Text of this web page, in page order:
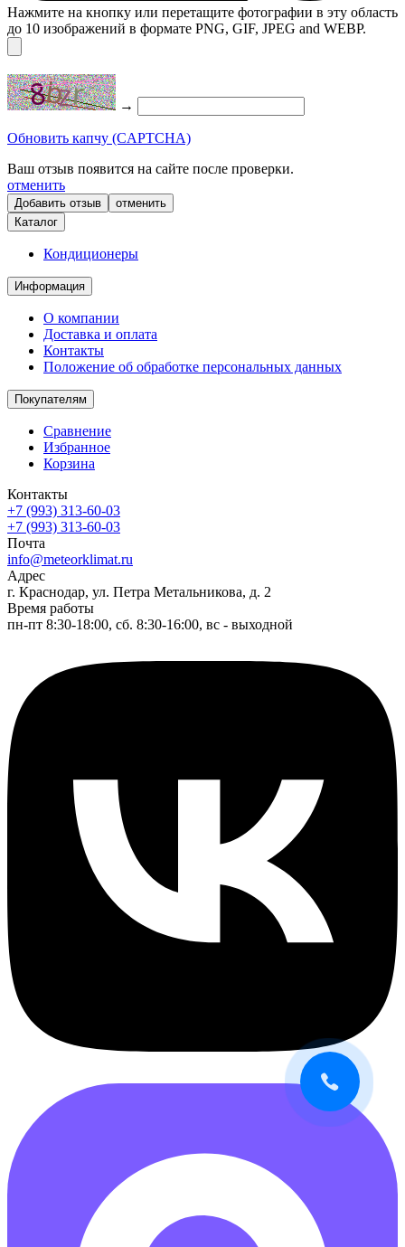
Нажмите на кнопку или перетащите фотографии в эту область
до 10 изображений в формате PNG, GIF, JPEG and WEBP.
→
Обновить капчу (CAPTCHA)
Ваш отзыв появится на сайте после проверки.
отменить
отменить
Каталог
Кондиционеры
Информация
О компании
Доставка и оплата
Контакты
Положение об обработке персональных данных
Покупателям
Сравнение
Избранное
Корзина
Контакты
+7 (993) 313-60-03
+7 (993) 313-60-03
Почта
info@meteorklimat.ru
Адрес
г. Краснодар, ул. Петра Метальникова, д. 2
Время работы
пн-пт 8:30-18:00, сб. 8:30-16:00, вс - выходной